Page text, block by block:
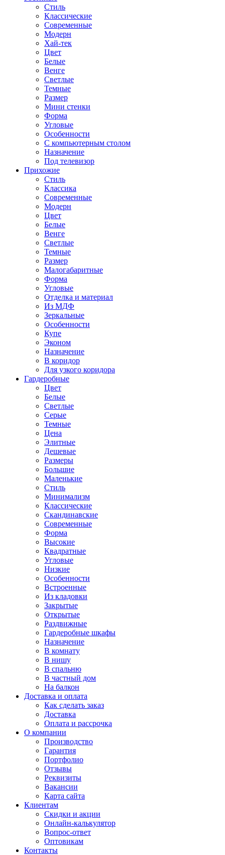
Стиль
Классические
Современные
Модерн
Хай-тек
Цвет
Белые
Венге
Светлые
Темные
Размер
Мини стенки
Форма
Угловые
Особенности
С компьютерным столом
Назначение
Под телевизор
Прихожие
Стиль
Классика
Современные
Модерн
Цвет
Белые
Венге
Светлые
Темные
Размер
Малогабаритные
Форма
Угловые
Отделка и материал
Из МДФ
Зеркальные
Особенности
Купе
Эконом
Назначение
В коридор
Для узкого коридора
Гардеробные
Цвет
Белые
Светлые
Серые
Темные
Цена
Элитные
Дешевые
Размеры
Большие
Маленькие
Стиль
Минимализм
Классические
Скандинавские
Современные
Форма
Высокие
Квадратные
Угловые
Низкие
Особенности
Встроенные
Из кладовки
Закрытые
Открытые
Раздвижные
Гардеробные шкафы
Назначение
В комнату
В нишу
В спальню
В частный дом
На балкон
Доставка и оплата
Как сделать заказ
Доставка
Оплата и рассрочка
О компании
Производство
Гарантия
Портфолио
Отзывы
Реквизиты
Вакансии
Карта сайта
Клиентам
Скидки и акции
Онлайн-калькулятор
Вопрос-ответ
Оптовикам
Контакты